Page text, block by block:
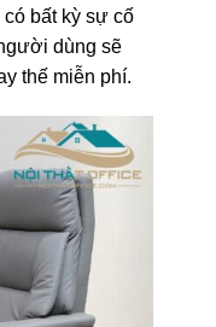
bất kỳ sự cố
dùng sẽ
thế miễn phí.